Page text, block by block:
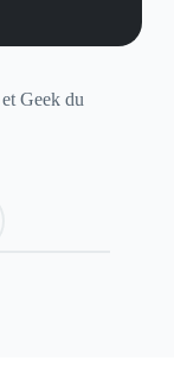
Geek du